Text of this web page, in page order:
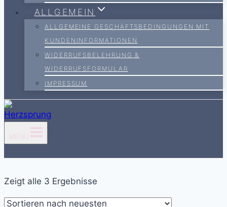
ALLGEMEIN
ALLGEMEINE GESCHÄFTSBEDINGUNGEN MIT
KUNDENINFORMATIONEN
WIDERRUFSBELEHRUNG &
WIDERRUFSFORMULAR
IMPRESSUM
MENÜ
Zeigt alle 3 Ergebnisse